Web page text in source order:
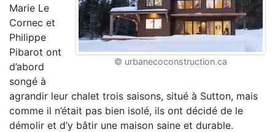
© urbanecoconstruction.ca
Marie Le
Cornec et
Philippe
Pibarot ont
d’abord
songé à
agrandir leur chalet trois saisons, situé à Sutton, mais
comme il n’était pas bien isolé, ils ont décidé de le
démolir et d’y bâtir une maison saine et durable.